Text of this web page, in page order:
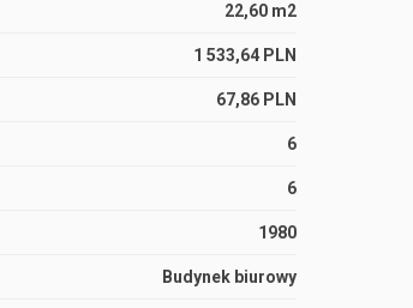
22,60 m2
1 533,64 PLN
67,86 PLN
6
6
1980
Budynek biurowy